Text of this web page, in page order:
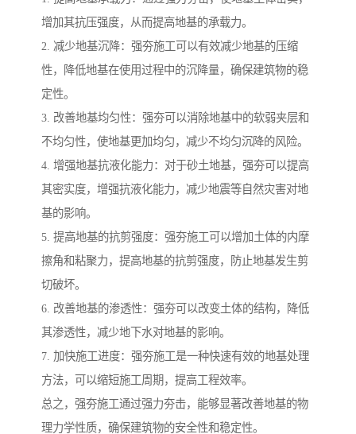
增加其抗压强度，从而提高地基的承载力。
2. 减少地基沉降：强夯施工可以有效减少地基的压缩
性，降低地基在使用过程中的沉降量，确保建筑物的稳
定性。
3. 改善地基均匀性：强夯可以消除地基中的软弱夹层和
不均匀性，使地基更加均匀，减少不均匀沉降的风险。
4. 增强地基抗液化能力：对于砂土地基，强夯可以提高
其密实度，增强抗液化能力，减少地震等自然灾害对地
基的影响。
5. 提高地基的抗剪强度：强夯施工可以增加土体的内摩
擦角和粘聚力，提高地基的抗剪强度，防止地基发生剪
切破坏。
6. 改善地基的渗透性：强夯可以改变土体的结构，降低
其渗透性，减少地下水对地基的影响。
7. 加快施工进度：强夯施工是一种快速有效的地基处理
方法，可以缩短施工周期，提高工程效率。
总之，强夯施工通过强力夯击，能够显著改善地基的物
理力学性质，确保建筑物的安全性和稳定性。